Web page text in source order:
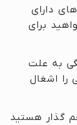
دارای
برای
به علت
اشغال
گذار هستید